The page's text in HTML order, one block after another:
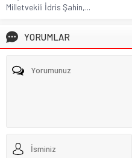
Milletvekili İdris Şahin,...
YORUMLAR